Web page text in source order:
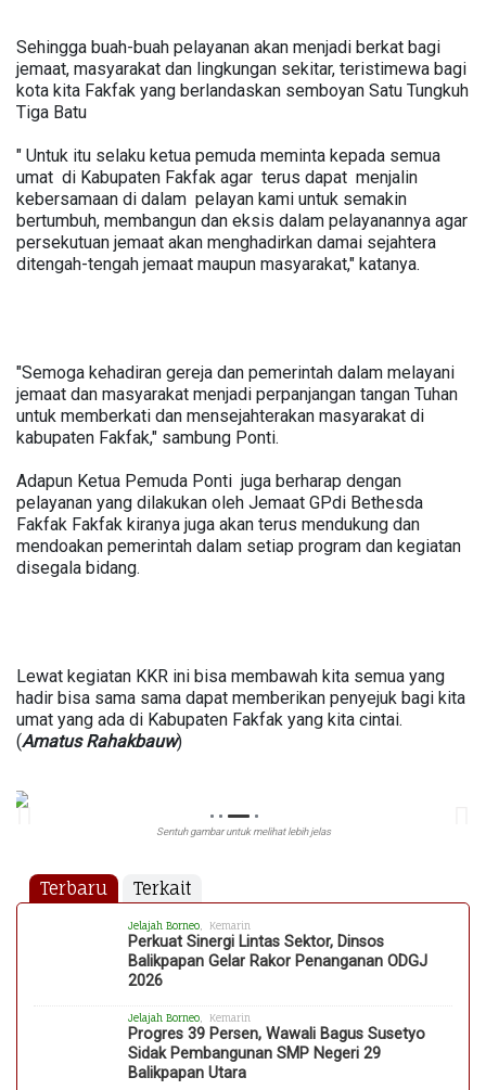
Sehingga buah-buah pelayanan akan menjadi berkat bagi
jemaat, masyarakat dan lingkungan sekitar, teristimewa bagi
kota kita Fakfak yang berlandaskan semboyan Satu Tungkuh
Tiga Batu
" Untuk itu selaku ketua pemuda meminta kepada semua
umat di Kabupaten Fakfak agar terus dapat menjalin
kebersamaan di dalam pelayan kami untuk semakin
bertumbuh, membangun dan eksis dalam pelayanannya agar
persekutuan jemaat akan menghadirkan damai sejahtera
ditengah-tengah jemaat maupun masyarakat," katanya.
"Semoga kehadiran gereja dan pemerintah dalam melayani
jemaat dan masyarakat menjadi perpanjangan tangan Tuhan
untuk memberkati dan mensejahterakan masyarakat di
kabupaten Fakfak," sambung Ponti.
Adapun Ketua Pemuda Ponti juga berharap dengan
pelayanan yang dilakukan oleh Jemaat GPdi Bethesda
Fakfak Fakfak kiranya juga akan terus mendukung dan
mendoakan pemerintah dalam setiap program dan kegiatan
disegala bidang.
Lewat kegiatan KKR ini bisa membawah kita semua yang
hadir bisa sama sama dapat memberikan penyejuk bagi kita
umat yang ada di Kabupaten Fakfak yang kita cintai.
(Amatus Rahakbauw)
Sentuh gambar untuk melihat lebih jelas
Terbaru Terkait
Jelajah Borneo , Kemarin
Perkuat Sinergi Lintas Sektor, Dinsos
Balikpapan Gelar Rakor Penanganan ODGJ
2026
Jelajah Borneo , Kemarin
Progres 39 Persen, Wawali Bagus Susetyo
Sidak Pembangunan SMP Negeri 29
Balikpapan Utara